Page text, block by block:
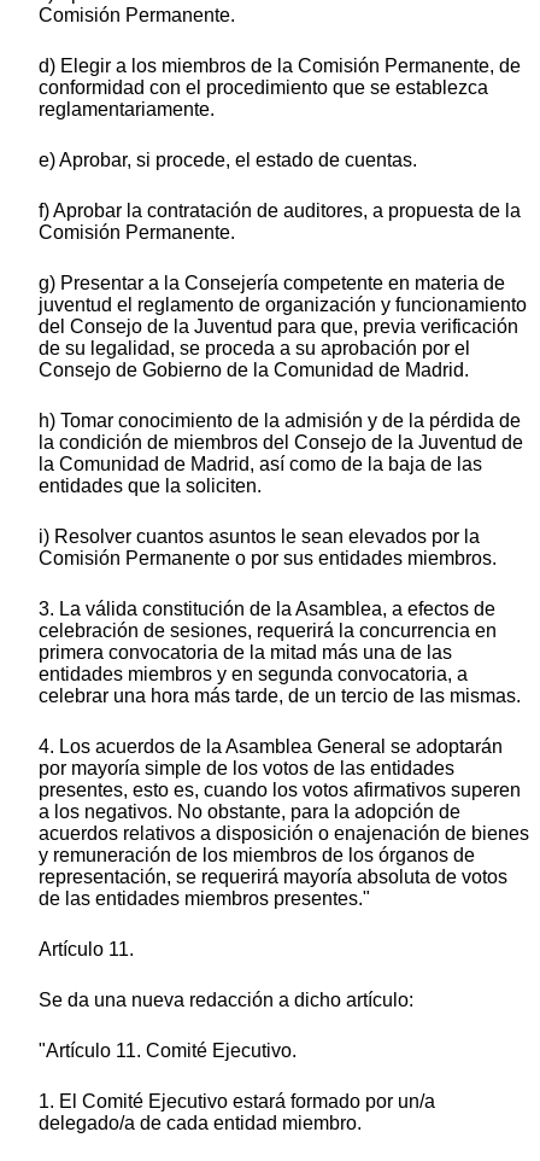
Comisión Permanente.
d) Elegir a los miembros de la Comisión Permanente, de
conformidad con el procedimiento que se establezca
reglamentariamente.
e) Aprobar, si procede, el estado de cuentas.
f) Aprobar la contratación de auditores, a propuesta de la
Comisión Permanente.
g) Presentar a la Consejería competente en materia de
juventud el reglamento de organización y funcionamiento
del Consejo de la Juventud para que, previa verificación
de su legalidad, se proceda a su aprobación por el
Consejo de Gobierno de la Comunidad de Madrid.
h) Tomar conocimiento de la admisión y de la pérdida de
la condición de miembros del Consejo de la Juventud de
la Comunidad de Madrid, así como de la baja de las
entidades que la soliciten.
i) Resolver cuantos asuntos le sean elevados por la
Comisión Permanente o por sus entidades miembros.
3. La válida constitución de la Asamblea, a efectos de
celebración de sesiones, requerirá la concurrencia en
primera convocatoria de la mitad más una de las
entidades miembros y en segunda convocatoria, a
celebrar una hora más tarde, de un tercio de las mismas.
4. Los acuerdos de la Asamblea General se adoptarán
por mayoría simple de los votos de las entidades
presentes, esto es, cuando los votos afirmativos superen
a los negativos. No obstante, para la adopción de
acuerdos relativos a disposición o enajenación de bienes
y remuneración de los miembros de los órganos de
representación, se requerirá mayoría absoluta de votos
de las entidades miembros presentes."
Artículo 11.
Se da una nueva redacción a dicho artículo:
"Artículo 11. Comité Ejecutivo.
1. El Comité Ejecutivo estará formado por un/a
delegado/a de cada entidad miembro.